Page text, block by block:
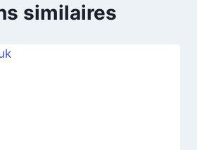
similaires